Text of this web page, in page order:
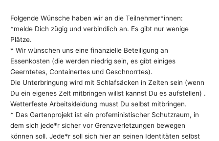
Folgende Wünsche haben wir an die Teilnehmer*innen:
*melde Dich zügig und verbindlich an. Es gibt nur wenige
Plätze.
* Wir wünschen uns eine finanzielle Beteiligung an
Essenkosten (die werden niedrig sein, es gibt einiges
Geerntetes, Containertes und Geschnorrtes).
Die Unterbringung wird mit Schlafsäcken in Zelten sein (wenn
Du ein eigenes Zelt mitbringen willst kannst Du es aufstellen) .
Wetterfeste Arbeitskleidung musst Du selbst mitbringen.
* Das Gartenprojekt ist ein profeministischer Schutzraum, in
dem sich jede*r sicher vor Grenzverletzungen bewegen
können soll. Jede*r soll sich hier an seinen Identitäten selbst